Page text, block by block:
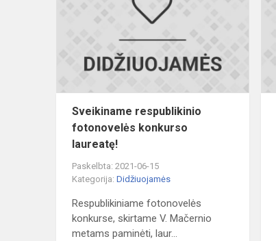
Sveikiname respublikinio
fotonovelės konkurso
laureatę!
Paskelbta: 2021-06-15
Kategorija: Didžiuojamės
Respublikiniame fotonovelės
konkurse, skirtame V. Mačernio
metams paminėti, laur...